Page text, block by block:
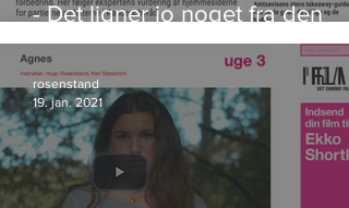
- Det ligner jo noget fra den
lokale bridgeklub sidst i
rosenstand
19. jan. 2021